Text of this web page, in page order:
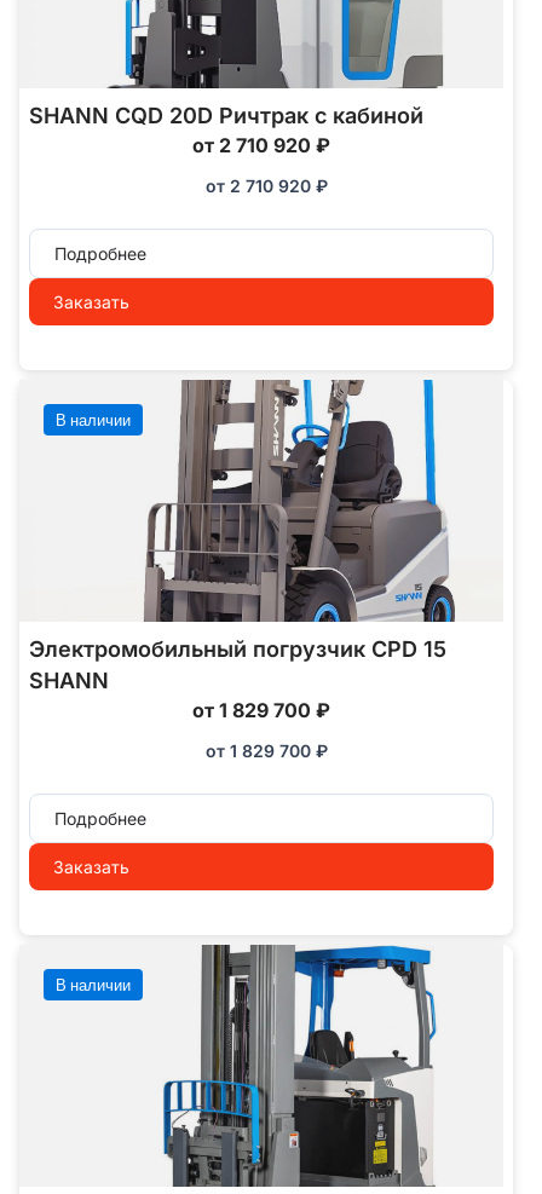
SHANN CQD 20D Ричтрак с кабиной
от 2 710 920 ₽
от 2 710 920 ₽
Подробнее
Заказать
В наличии
Электромобильный погрузчик CPD 15
SHANN
от 1 829 700 ₽
от 1 829 700 ₽
Подробнее
Заказать
В наличии